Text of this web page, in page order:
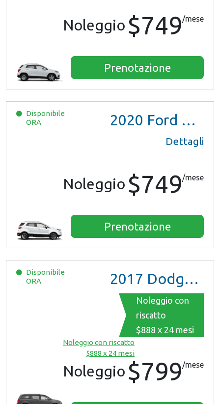
Noleggio $749/mese
Prenotazione
Disponibile
ORA
2020 Ford EcoSport
Dettagli
Noleggio $749/mese
Prenotazione
Disponibile
ORA
2017 Dodge Grand Caravan GT
Noleggio con
riscatto
$888 x 24 mesi
Noleggio con riscatto
$888 x 24 mesi
Noleggio $799/mese